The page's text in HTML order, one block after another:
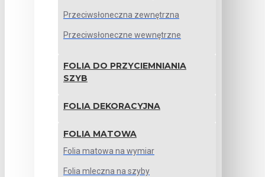
Przeciwsłoneczna zewnętrzna
Przeciwsłoneczne wewnętrzne
FOLIA DO PRZYCIEMNIANIA
SZYB
FOLIA DEKORACYJNA
FOLIA MATOWA
Folia matowa na wymiar
Folia mleczna na szyby